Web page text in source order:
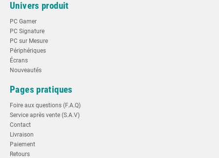
Univers produit
PC Gamer
PC Signature
PC sur Mesure
Périphériques
Écrans
Nouveautés
Pages pratiques
Foire aux questions (F.A.Q)
Service après vente (S.A.V)
Contact
Livraison
Paiement
Retours